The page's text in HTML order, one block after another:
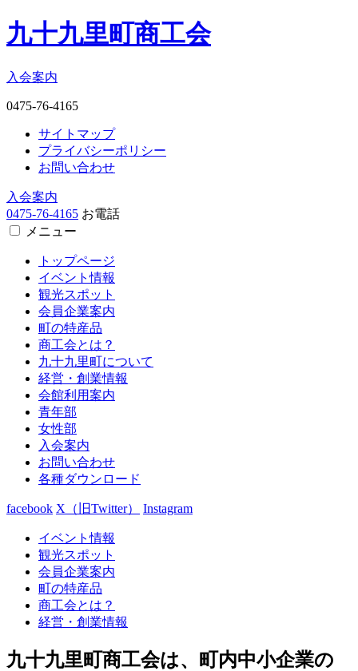
九十九里町商工会
入会案内
0475-76-4165
サイトマップ
プライバシーポリシー
お問い合わせ
入会案内
0475-76-4165 お電話
メニュー
トップページ
イベント情報
観光スポット
会員企業案内
町の特産品
商工会とは？
九十九里町について
経営・創業情報
会館利用案内
青年部
女性部
入会案内
お問い合わせ
各種ダウンロード
facebook X（旧Twitter） Instagram
イベント情報
観光スポット
会員企業案内
町の特産品
商工会とは？
経営・創業情報
九十九里町商工会は、町内中小企業の